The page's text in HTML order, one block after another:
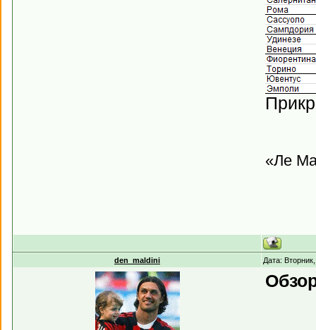
«Ле
den_maldini Дата: